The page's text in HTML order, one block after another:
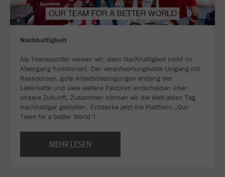
Nachhaltigkeit
Als Teamsportler wissen wir, dass Nachhaltigkeit nicht im
Alleingang funktioniert. Der verantwortungsvolle Umgang mit
Ressourcen, gute Arbeitsbedingungen entlang der
Lieferkette und viele weitere Faktoren entscheiden über
unsere Zukunft. Zusammen können wir die Welt jeden Tag
nachhaltiger gestalten. Entdecke jetzt die Plattform „Our
Team for a better World“!
MEHR LESEN